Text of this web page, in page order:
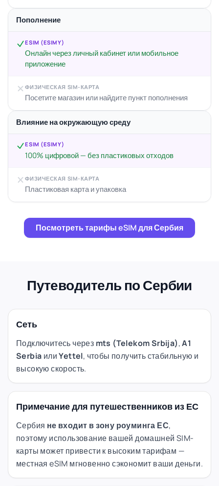
Пополнение
ESIM (ESIMY)
Онлайн через личный кабинет или мобильное
приложение
ФИЗИЧЕСКАЯ SIM-КАРТА
Посетите магазин или найдите пункт пополнения
Влияние на окружающую среду
ESIM (ESIMY)
100% цифровой — без пластиковых отходов
ФИЗИЧЕСКАЯ SIM-КАРТА
Пластиковая карта и упаковка
Посмотреть тарифы eSIM для Сербия
Путеводитель по Сербии
Сеть
Подключитесь через mts (Telekom Srbija),A1
Serbia илиYettel, чтобы получить стабильную и
высокую скорость.
Примечание для путешественников из ЕС
Сербия не входит в зону роуминга ЕС,
поэтому использование вашей домашней SIM-
карты может привести к высоким тарифам —
местная eSIM мгновенно сэкономит ваши деньги.